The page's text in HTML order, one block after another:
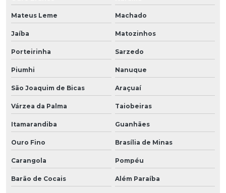
Mateus Leme Machado
Jaíba Matozinhos
Porteirinha Sarzedo
Piumhi Nanuque
São Joaquim de Bicas Araçuaí
Várzea da Palma Taiobeiras
Itamarandiba Guanhães
Ouro Fino Brasília de Minas
Carangola Pompéu
Barão de Cocais Além Paraíba